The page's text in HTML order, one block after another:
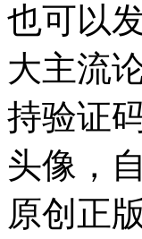
也可以
大主流
持验证
头像，
原创正